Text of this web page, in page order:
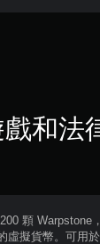
戲和法
顆 Warpstone
虛擬貨幣。可用